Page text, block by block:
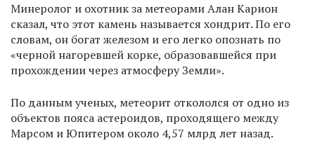
Минеролог и охотник за метеорами Алан Карион
сказал, что этот камень называется хондрит. По его
словам, он богат железом и его легко опознать по
«черной нагоревшей корке, образовавшейся при
прохождении через атмосферу Земли».
По данным ученых, метеорит откололся от одно из
объектов пояса астероидов, проходящего между
Марсом и Юпитером около 4,57 млрд лет назад.